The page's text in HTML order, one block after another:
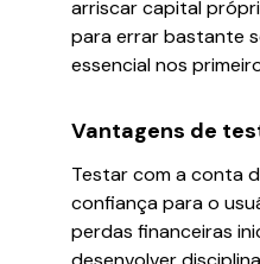
arriscar capital
para errar bastante
essencial nos
Vantagens de
Testar com a conta
confiança para o
perdas financeiras